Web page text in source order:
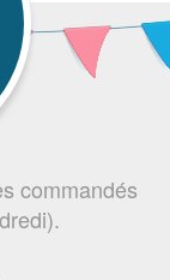
commandés